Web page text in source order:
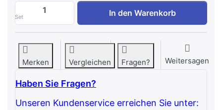
Set
AIREX Heritage Pack Limited Edition -
In den Warenkorb
Merken Vergleichen Fragen? Weitersagen
Haben Sie Fragen?
Unseren Kundenservice erreichen Sie unter: